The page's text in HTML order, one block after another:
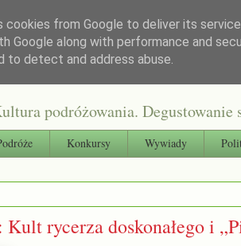
podróżowania. Degustowanie
Konkursy Wywiady
rycerza doskonałego i
cookies from Google to deliver its
Google along with performance and
to detect and address abuse.